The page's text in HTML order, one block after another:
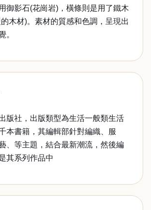
御影石(花崗岩)，橫條則是用了鐵木
木材)。素材的質感和色調，呈現出
。
版社，出版類型為生活一般類生活
本書籍，其編輯部針對編織、服
、等主題，結合最新潮流，然後編
其系列作品中